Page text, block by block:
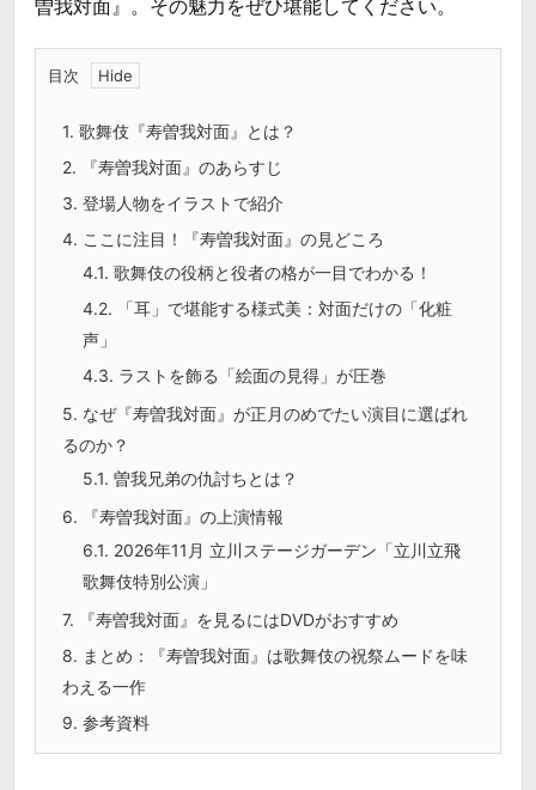
曽我対面』。その魅力をぜひ堪能してください。
目次
1. 歌舞伎『寿曽我対面』とは？
2. 『寿曽我対面』のあらすじ
3. 登場人物をイラストで紹介
4. ここに注目！『寿曽我対面』の見どころ
4.1. 歌舞伎の役柄と役者の格が一目でわかる！
4.2. 「耳」で堪能する様式美：対面だけの「化粧
声」
4.3. ラストを飾る「絵面の見得」が圧巻
5. なぜ『寿曽我対面』が正月のめでたい演目に選ばれ
るのか？
5.1. 曽我兄弟の仇討ちとは？
6. 『寿曽我対面』の上演情報
6.1. 2026年11月 立川ステージガーデン「立川立飛
歌舞伎特別公演」
7. 『寿曽我対面』を見るにはDVDがおすすめ
8. まとめ：『寿曽我対面』は歌舞伎の祝祭ムードを味
わえる一作
9. 参考資料